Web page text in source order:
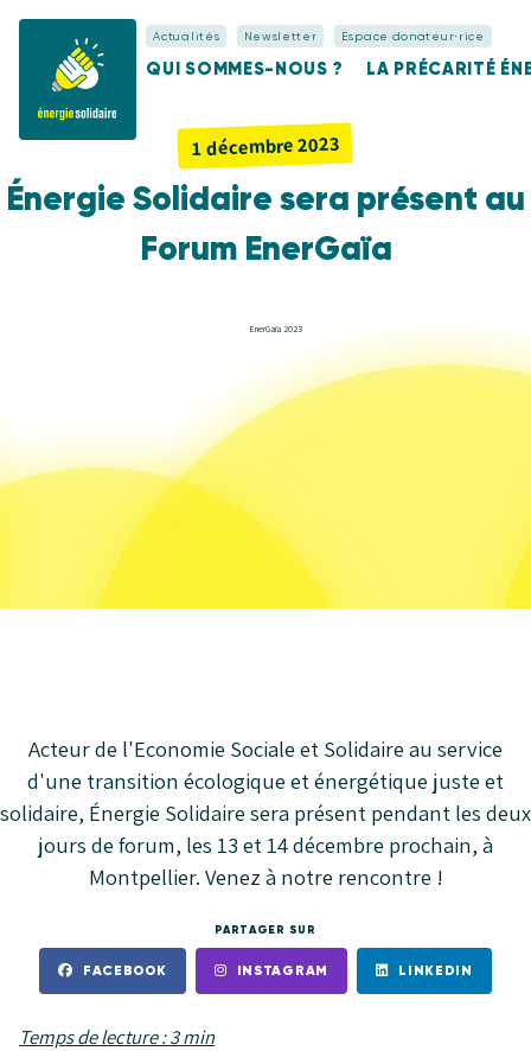
Actualités Newsletter Espace donateur⋅rice
QUI SOMMES-NOUS ? LA PRÉCARITÉ
1 décembre 2023
Énergie Solidaire sera présent au
Forum EnerGaïa
Acteur de l'Economie Sociale et Solidaire au service
d'une transition écologique et énergétique juste et
solidaire, Énergie Solidaire sera présent pendant les deux
jours de forum, les 13 et 14 décembre prochain, à
Montpellier. Venez à notre rencontre !
PARTAGER SUR
FACEBOOK INSTAGRAM LINKEDIN
Temps de lecture : 3 min